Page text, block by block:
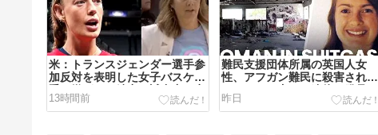
米：トランスジェンダー選手参
加反対を表明した女子バスケ選
手に嫌がらせ続出…試合中に意
図的（？）肘鉄を顔面に食らう
[海外の反応]
13時間前
難民支援団体所属の英国人女
性、アフガン難民に殺害されス
ーツケース内から遺体で発見さ
れる…[海外の反応]
昨日